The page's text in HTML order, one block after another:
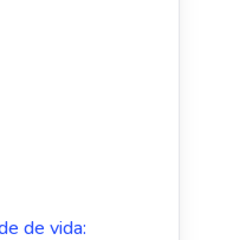
de vida: